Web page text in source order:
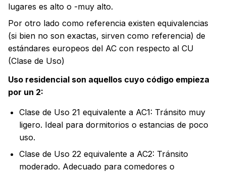
lugares es alto o -muy alto.
Por otro lado como referencia existen equivalencias
(si bien no son exactas, sirven como referencia) de
estándares europeos del AC con respecto al CU
(Clase de Uso)
Uso residencial son aquellos cuyo código empieza
por un 2:
Clase de Uso 21 equivalente a AC1: Tránsito muy
ligero. Ideal para dormitorios o estancias de poco
uso.
Clase de Uso 22 equivalente a AC2: Tránsito
moderado. Adecuado para comedores o